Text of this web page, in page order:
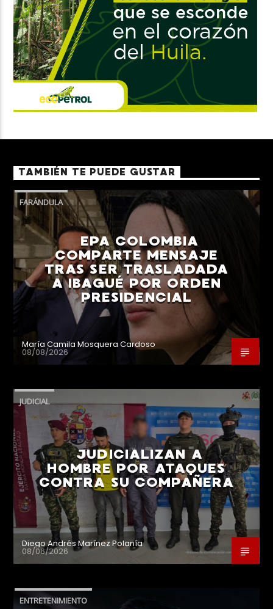
TAMBIÉN TE PUEDE GUSTAR
FARÁNDULA
EPA COLOMBIA
COMPARTE MENSAJE
TRAS SER TRASLADADA
A IBAGUÉ POR ORDEN
PRESIDENCIAL
María Camila Mosquera Cardoso
08/08/2026
JUDICIAL
JUDICIALIZAN A
HOMBRE POR ATAQUES
CONTRA SU COMPAÑERA
Diego Andrés Marínez Polanía
08/06/2026
ENTRETENIMIENTO